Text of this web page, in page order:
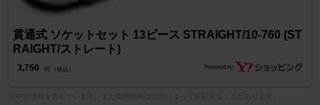
貫通式 ソケットセット 13ピース STRAIGHT/10-760 (ST
RAIGHT/ストレート)
3,750 円 （税込）